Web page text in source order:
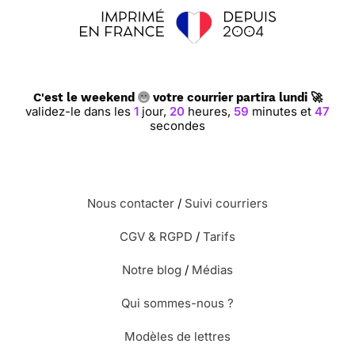
⭐⭐⭐⭐ le 01/12/19 : Merci joyeuses fêtes a
se service du choix en carte je vous
⭐⭐⭐⭐⭐ le 21/12/16 : Très belle carte
ancienne
C'est le weekend votre courrier partira lundi 🚀
validez-le dans les 1jour, 20heures, 59 minutes et 46
secondes
Nous contacter / Suivi courriers
CGV & RGPD / Tarifs
Notre blog / Médias
Qui sommes-nous ?
Modèles de lettres